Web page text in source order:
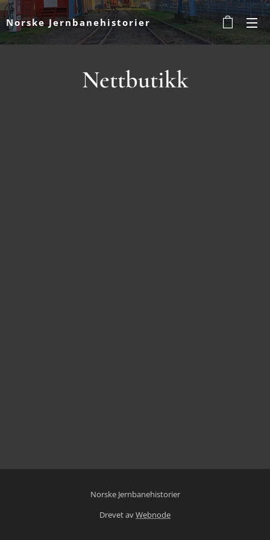
Norske Jernbanehistorier
Nettbutikk
Norske Jernbanehistorier
Drevet avWebnode